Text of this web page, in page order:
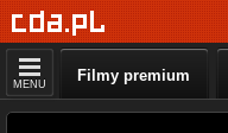
MENU Filmy premium